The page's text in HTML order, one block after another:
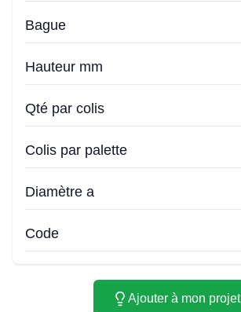
Bague
Hauteur mm
Qté par colis
Colis par palette
Diamètre a
Code
Ajouter à mon projet